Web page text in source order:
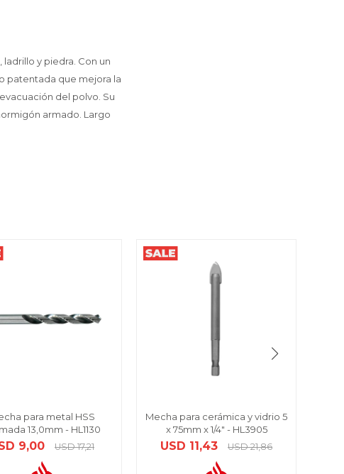
y piedra. Con un
patentada que mejora la
del polvo. Su
armado. Largo
para metal HSS
13,0mm - HL1130
9,00 USD 17,21
Mecha para cerámica y vidrio 5
x 75mm x 1/4" - HL3905
USD 11,43 USD 21,86